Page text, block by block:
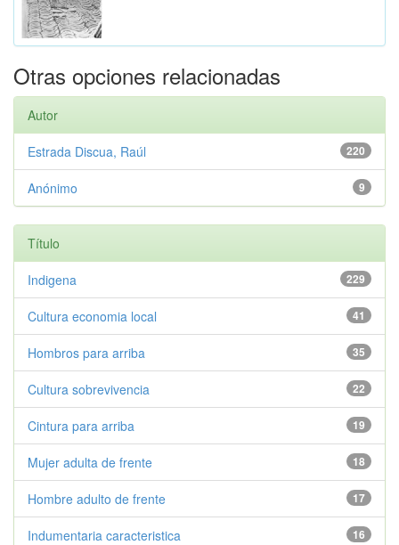
Otras opciones relacionadas
Autor
220
Estrada Discua, Raúl
9
Anónimo
Título
229
Indigena
41
Cultura economia local
35
Hombros para arriba
22
Cultura sobrevivencia
19
Cintura para arriba
18
Mujer adulta de frente
17
Hombre adulto de frente
16
Indumentaria caracteristica